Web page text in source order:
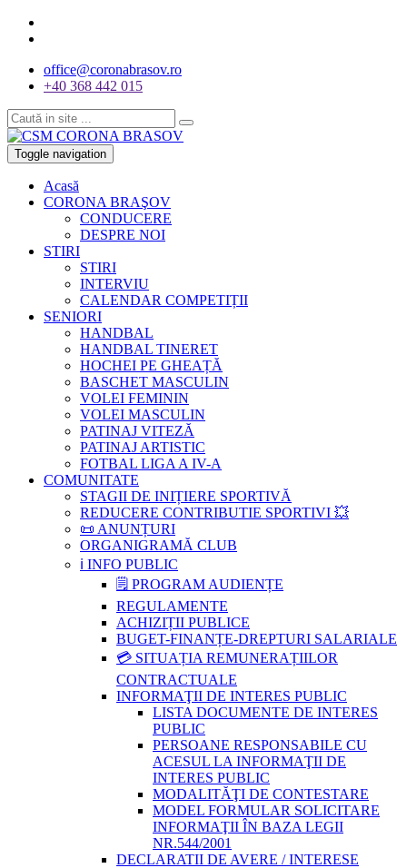
office@coronabrasov.ro
+40 368 442 015
Toggle navigation
Acasă
CORONA BRAŞOV
CONDUCERE
DESPRE NOI
STIRI
STIRI
INTERVIU
CALENDAR COMPETIȚII
SENIORI
HANDBAL
HANDBAL TINERET
HOCHEI PE GHEAȚĂ
BASCHET MASCULIN
VOLEI FEMININ
VOLEI MASCULIN
PATINAJ VITEZĂ
PATINAJ ARTISTIC
FOTBAL LIGA A IV-A
COMUNITATE
STAGII DE INIȚIERE SPORTIVĂ
REDUCERE CONTRIBUTIE SPORTIVI 💥
📜 ANUNȚURI
ORGANIGRAMĂ CLUB
ℹ️ INFO PUBLIC
🗒 PROGRAM AUDIENȚE
REGULAMENTE
ACHIZIȚII PUBLICE
BUGET-FINANȚE-DREPTURI SALARIALE
💳 SITUAȚIA REMUNERAȚIILOR
CONTRACTUALE
INFORMAŢII DE INTERES PUBLIC
LISTA DOCUMENTE DE INTERES
PUBLIC
PERSOANE RESPONSABILE CU
ACESUL LA INFORMAŢII DE
INTERES PUBLIC
MODALITĂŢI DE CONTESTARE
MODEL FORMULAR SOLICITARE
INFORMAŢII ÎN BAZA LEGII
NR.544/2001
DECLARATII DE AVERE / INTERESE